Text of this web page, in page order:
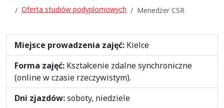
Oferta studiów podyplomowych
Menedżer CSR
Miejsce prowadzenia zajęć: Kielce
Forma zajęć: Kształcenie zdalne synchroniczne
(online w czasie rzeczywistym).
Dni zjazdów:soboty, niedziele